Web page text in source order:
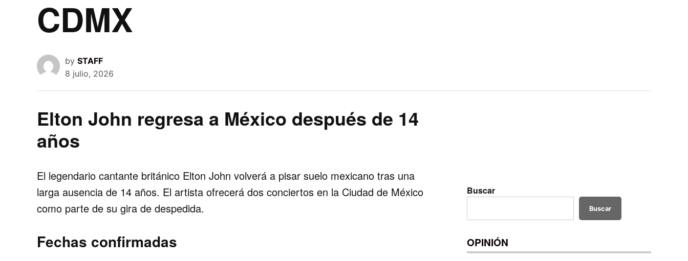
CDMX
by STAFF
8 julio, 2026
Elton John regresa a México después de 14
años
El legendario cantante británico Elton John volverá a pisar suelo mexicano tras una
larga ausencia de 14 años. El artista ofrecerá dos conciertos en la Ciudad de México
como parte de su gira de despedida.
Fechas confirmadas
Buscar
Buscar
OPINIÓN